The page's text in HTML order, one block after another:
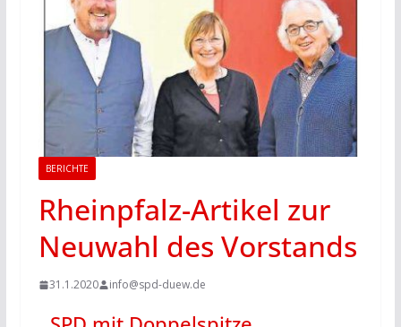
BERICHTE
Rheinpfalz-Artikel zur
Neuwahl des Vorstands
31.1.2020 info@spd-duew.de